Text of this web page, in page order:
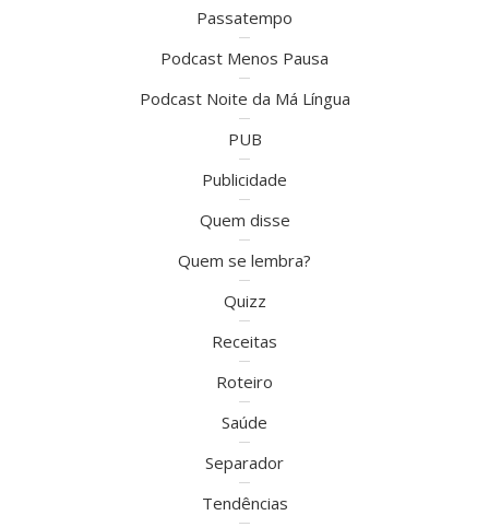
Passatempo
Podcast Menos Pausa
Podcast Noite da Má Língua
PUB
Publicidade
Quem disse
Quem se lembra?
Quizz
Receitas
Roteiro
Saúde
Separador
Tendências